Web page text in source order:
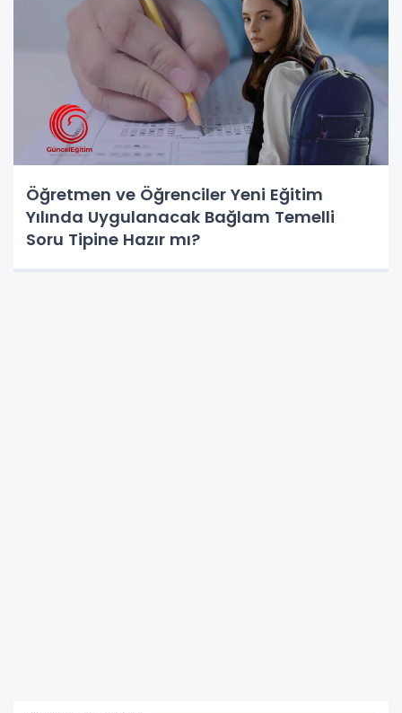
Öğretmen ve Öğrenciler Yeni Eğitim
Yılında Uygulanacak Bağlam Temelli
Soru Tipine Hazır mı?